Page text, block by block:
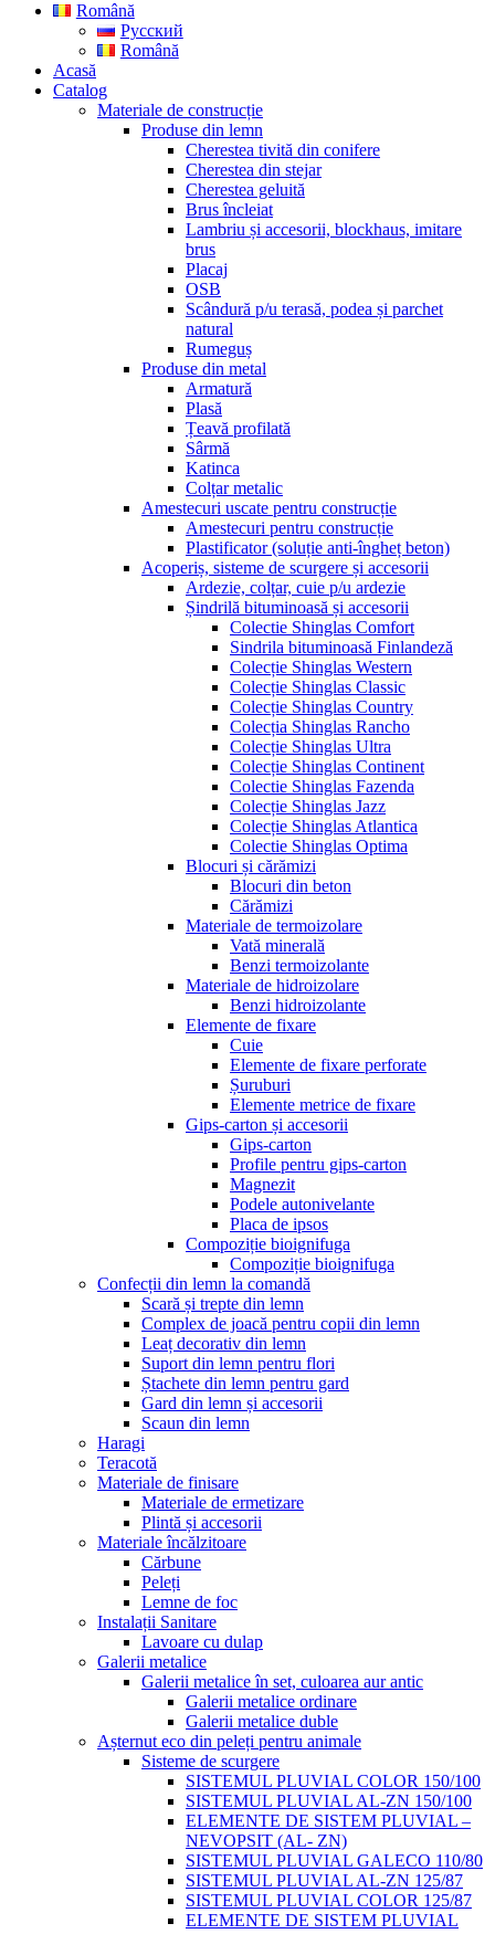
Română
Русский
Română
Acasă
Catalog
Materiale de construcție
Produse din lemn
Cherestea tivită din conifere
Cherestea din stejar
Cherestea geluită
Brus încleiat
Lambriu și accesorii, blockhaus, imitare
brus
Placaj
OSB
Scândură p/u terasă, podea și parchet
natural
Rumeguș
Produse din metal
Armatură
Plasă
Țeavă profilată
Sârmă
Katinca
Colțar metalic
Amestecuri uscate pentru construcție
Amestecuri pentru construcție
Plastificator (soluție anti-îngheț beton)
Acoperiș, sisteme de scurgere și accesorii
Ardezie, colțar, cuie p/u ardezie
Șindrilă bituminoasă și accesorii
Colectie Shinglas Comfort
Sindrila bituminoasă Finlandeză
Colecție Shinglas Western
Colecție Shinglas Classic
Colecție Shinglas Country
Colecția Shinglas Rancho
Colecție Shinglas Ultra
Colecție Shinglas Continent
Colectie Shinglas Fazenda
Colecție Shinglas Jazz
Colecție Shinglas Atlantica
Colectie Shinglas Optima
Blocuri și cărămizi
Blocuri din beton
Cărămizi
Materiale de termoizolare
Vată minerală
Benzi termoizolante
Materiale de hidroizolare
Benzi hidroizolante
Elemente de fixare
Cuie
Elemente de fixare perforate
Șuruburi
Elemente metrice de fixare
Gips-carton și accesorii
Gips-carton
Profile pentru gips-carton
Magnezit
Podele autonivelante
Placa de ipsos
Compoziție bioignifuga
Compoziție bioignifuga
Confecții din lemn la comandă
Scară și trepte din lemn
Complex de joacă pentru copii din lemn
Leaț decorativ din lemn
Suport din lemn pentru flori
Ștachete din lemn pentru gard
Gard din lemn și accesorii
Scaun din lemn
Haragi
Teracotă
Materiale de finisare
Materiale de ermetizare
Plintă și accesorii
Materiale încălzitoare
Cărbune
Peleți
Lemne de foc
Instalații Sanitare
Lavoare cu dulap
Galerii metalice
Galerii metalice în set, culoarea aur antic
Galerii metalice ordinare
Galerii metalice duble
Așternut eco din peleți pentru animale
Sisteme de scurgere
SISTEMUL PLUVIAL COLOR 150/100
SISTEMUL PLUVIAL AL-ZN 150/100
ELEMENTE DE SISTEM PLUVIAL –
NEVOPSIT (AL- ZN)
SISTEMUL PLUVIAL GALECO 110/80
SISTEMUL PLUVIAL AL-ZN 125/87
SISTEMUL PLUVIAL COLOR 125/87
ELEMENTE DE SISTEM PLUVIAL